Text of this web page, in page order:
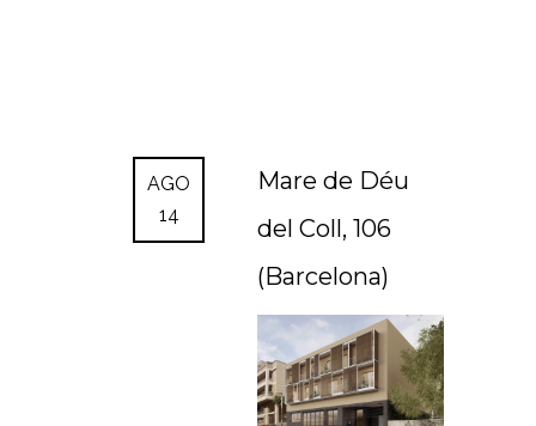
AGO
14
Mare de Déu
del Coll, 106
(Barcelona)